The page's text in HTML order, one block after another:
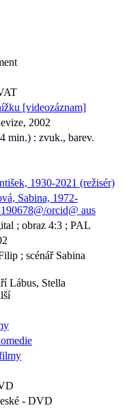
[videozáznam]
2002
min.) : zvuk., barev.
1930-2021 (režisér)
Sabina, 1972-
orcid@ aus
; obraz 4:3 ; PAL
; scénář Sabina
Lábus, Stella
- DVD